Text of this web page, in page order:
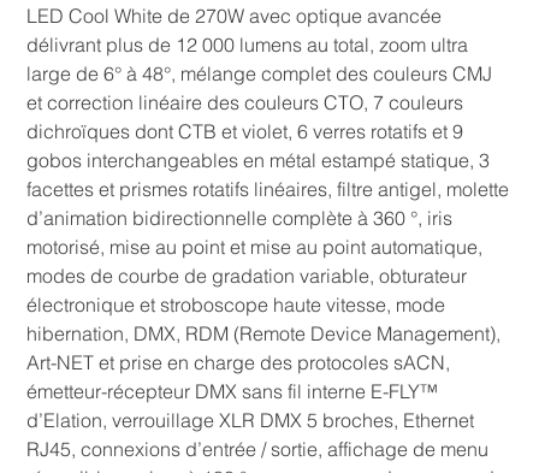
LED Cool White de 270W avec optique avancée
délivrant plus de 12 000 lumens au total, zoom ultra
large de 6° à 48°, mélange complet des couleurs CMJ
et correction linéaire des couleurs CTO, 7 couleurs
dichroïques dont CTB et violet, 6 verres rotatifs et 9
gobos interchangeables en métal estampé statique, 3
facettes et prismes rotatifs linéaires, filtre antigel, molette
d’animation bidirectionnelle complète à 360 °, iris
motorisé, mise au point et mise au point automatique,
modes de courbe de gradation variable, obturateur
électronique et stroboscope haute vitesse, mode
hibernation, DMX, RDM (Remote Device Management),
Art-NET et prise en charge des protocoles sACN,
émetteur-récepteur DMX sans fil interne E-FLY™
d’Elation, verrouillage XLR DMX 5 broches, Ethernet
RJ45, connexions d’entrée / sortie, affichage de menu